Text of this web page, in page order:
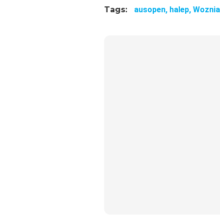
Tags: ausopen, halep,